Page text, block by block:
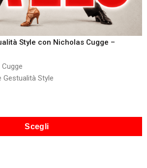
Style con Nicholas Cugge –
Style
Scegli